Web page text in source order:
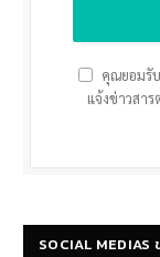
คุณยอมรับ
แจ้งข่าวสา
SOCIAL MEDIAS